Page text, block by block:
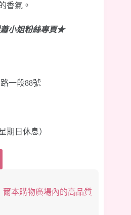
香氣。
小姐粉絲專頁★
一段88號
期日休息）
爾本購物廣場內的高品質